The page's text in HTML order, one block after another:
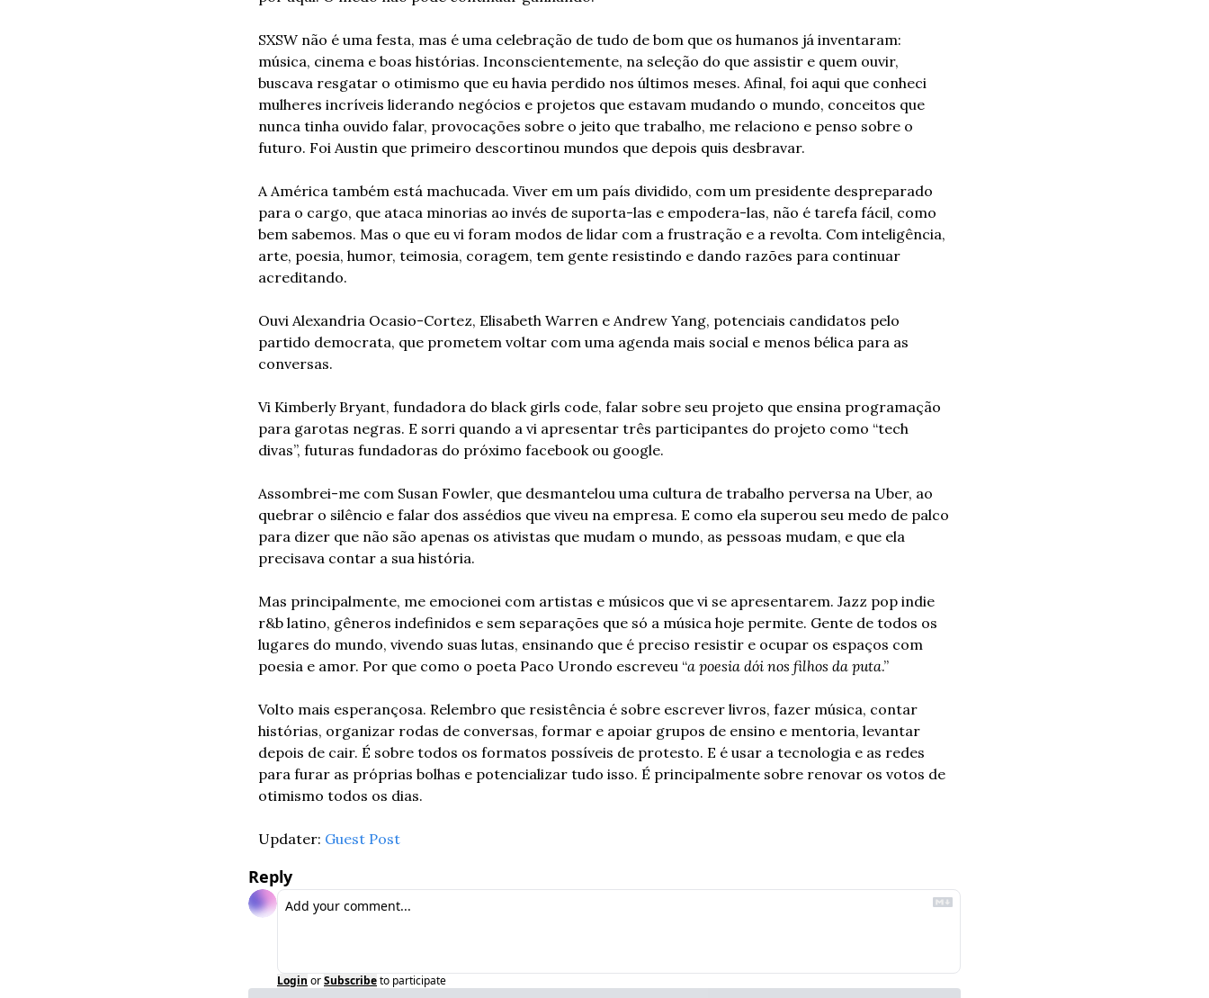
SXSW não é uma festa, mas é uma celebração de tudo de bom que os humanos já inventaram:
música, cinema e boas histórias. Inconscientemente, na seleção do que assistir e quem ouvir,
buscava resgatar o otimismo que eu havia perdido nos últimos meses. Afinal, foi aqui que conheci
mulheres incríveis liderando negócios e projetos que estavam mudando o mundo, conceitos que
nunca tinha ouvido falar, provocações sobre o jeito que trabalho, me relaciono e penso sobre o
futuro. Foi Austin que primeiro descortinou mundos que depois quis desbravar.
A América também está machucada. Viver em um país dividido, com um presidente despreparado
para o cargo, que ataca minorias ao invés de suporta-las e empodera-las, não é tarefa fácil, como
bem sabemos. Mas o que eu vi foram modos de lidar com a frustração e a revolta. Com inteligência,
arte, poesia, humor, teimosia, coragem, tem gente resistindo e dando razões para continuar
acreditando.
Ouvi Alexandria Ocasio-Cortez, Elisabeth Warren e Andrew Yang, potenciais candidatos pelo
partido democrata, que prometem voltar com uma agenda mais social e menos bélica para as
conversas.
Vi Kimberly Bryant, fundadora do black girls code, falar sobre seu projeto que ensina programação
para garotas negras. E sorri quando a vi apresentar três participantes do projeto como “tech
divas”, futuras fundadoras do próximo facebook ou google.
Assombrei-me com Susan Fowler, que desmantelou uma cultura de trabalho perversa na Uber, ao
quebrar o silêncio e falar dos assédios que viveu na empresa. E como ela superou seu medo de palco
para dizer que não são apenas os ativistas que mudam o mundo, as pessoas mudam, e que ela
precisava contar a sua história.
Mas principalmente, me emocionei com artistas e músicos que vi se apresentarem. Jazz pop indie
r&b latino, gêneros indefinidos e sem separações que só a música hoje permite. Gente de todos os
lugares do mundo, vivendo suas lutas, ensinando que é preciso resistir e ocupar os espaços com
poesia e amor. Por que como o poeta Paco Urondo escreveu “a poesia dói nos filhos da puta.”
Volto mais esperançosa. Relembro que resistência é sobre escrever livros, fazer música, contar
histórias, organizar rodas de conversas, formar e apoiar grupos de ensino e mentoria, levantar
depois de cair. É sobre todos os formatos possíveis de protesto. E é usar a tecnologia e as redes
para furar as próprias bolhas e potencializar tudo isso. É principalmente sobre renovar os votos de
otimismo todos os dias.
Updater: Guest Post
Reply
Login orSubscribeto participate